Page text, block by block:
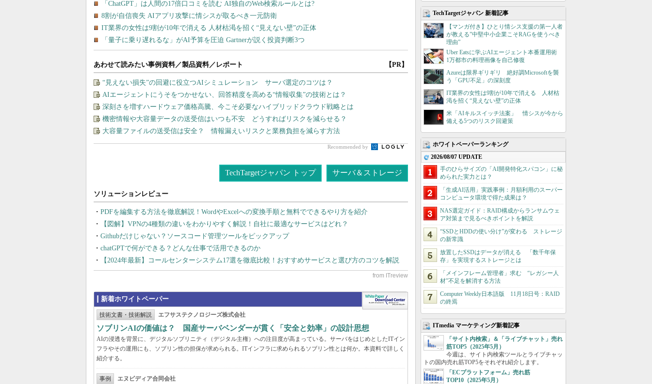
あわせて読みたい事例資料／製品資料／レポート 【PR】
“見えない損失”の回避に役立つAIシミュレーション サーバ選定のコツは？
AIエージェントにうそをつかせない、回答精度を高める“情報収集”の技術とは？
深刻さを増すハードウェア価格高騰、今こそ必要なハイブリッドクラウド戦略とは
機密情報や大容量データの送受信はいつも不安 どうすればリスクを減らせる？
大容量ファイルの送受信は安全？ 情報漏えいリスクと業務負担を減らす方法
Recommended by
TechTargetジャパン トップ サーバ＆ストレージ
PDFを編集する方法を徹底解説！WordやExcelへの変換手順と無料でできるやり方を紹介
【図解】VPNの4種類の違いをわかりやすく解説！自社に最適なサービスはどれ？
Githubだけじゃない？ソースコード管理ツールをピックアップ
chatGPTで何ができる？どんな仕事で活用できるのか
【2024年最新】コールセンターシステム17選を徹底比較！おすすめサービスと選び方のコツを解説
新着ホワイトペーパー
技術文書・技術解説 エフサステクノロジーズ株式会社
ソブリンAIの価値は？ 国産サーバベンダーが貫く「安全と効率」の設計思想
AIの浸透を背景に、デジタルソブリニティ（デジタル主権）への注目度が高まっている。サーバをはじめとしたITイン
フラやその運用にも、ソブリン性の担保が求められる。ITインフラに求められるソブリン性とは何か。本資料で詳しく
紹介する。
事例 エヌビディア合同会社
TechTargetジャパン 新着記事
【マンガ付き】ひとり情シス支援の第一人者
が教える”中堅中小企業こそRAGを使うべき
理由”
Uber Eatsに学ぶAIエージェント本番運用術
1万都市の料理画像を自己修復
Azureは限界ギリギリ 絶好調Microsoftを襲
う「GPU不足」の深刻度
IT業界の女性は9割が10年で消える 人材枯
渇を招く“見えない壁”の正体
米「AIキルスイッチ法案」 情シスが今から
備える5つのリスク回避策
ホワイトペーパーランキング
2026/08/07 UPDATE
手のひらサイズの「AI開発特化スパコン」に秘
められた実力とは？
「生成AI活用」実践事例：月額利用のスーパー
コンピュータ環境で得た成果は？
NAS選定ガイド：RAID構成からランサムウェ
ア対策まで見るべきポイントを解説
“SSDとHDDの使い分け”が変わる ストレージ
の新常識
放置したSSDはデータが消える 「数千年保
存」を実現するストレージとは
「メインフレーム管理者」求む “レガシー人
材”不足を解消する方法
Computer Weekly日本語版 11月18日号：RAID
の終焉
ITmedia マーケティング新着記事
「サイト内検索」＆「ライブチャット」売れ
筋TOP5（2025年5月）
今週は、サイト内検索ツールとライブチャッ
トの国内売れ筋TOP5をそれぞれ紹介します。
「ECプラットフォーム」売れ筋
TOP10（2025年5月）